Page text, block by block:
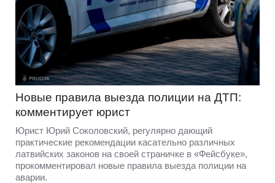
Новые правила выезда полиции на ДТП:
комментирует юрист
Юрист Юрий Соколовский, регулярно дающий
практические рекомендации касательно различных
латвийских законов на своей страничке в «Фейсбуке»,
прокомментировал новые правила выезда полиции на
аварии.